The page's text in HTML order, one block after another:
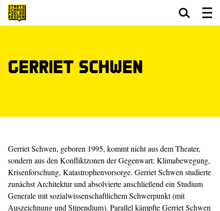
Gerriet Schwen
Gerriet Schwen, geboren 1995, kommt nicht aus dem Theater,
sondern aus den Konfliktzonen der Gegenwart: Klimabewegung,
Krisenforschung, Katastrophenvorsorge. Gerriet Schwen studierte
zunächst Architektur und absolvierte anschließend ein Studium
Generale mit sozialwissenschaftlichem Schwerpunkt (mit
Auszeichnung und Stipendium). Parallel kämpfte Gerriet Schwen